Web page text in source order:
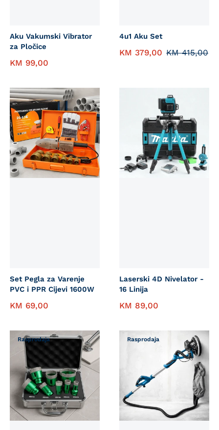
Aku Vakumski Vibrator
za Pločice
KM 99,00
4u1 Aku Set
KM 379,00 KM415,00
Set Pegla za Varenje
PVC i PPR Cijevi 1600W
KM 69,00
Laserski 4D Nivelator -
16 Linija
KM 89,00
Rasprodaja Rasprodaja